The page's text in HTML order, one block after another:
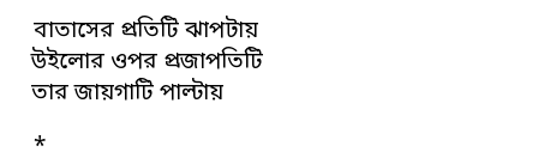
বাতাসের প্রতিটি ঝাপটায়
উইলোর ওপর প্রজাপতিটি
তার জায়গাটি পাল্টায়
*